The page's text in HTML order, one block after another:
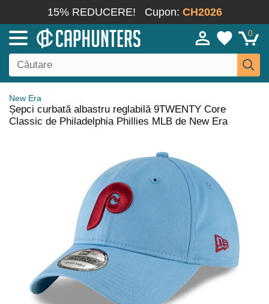
15% REDUCERE! Cupon: CH2026
0
New Era
Șepci curbată albastru reglabilă 9TWENTY Core
Classic de Philadelphia Phillies MLB de New Era